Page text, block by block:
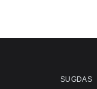
SUGDAS